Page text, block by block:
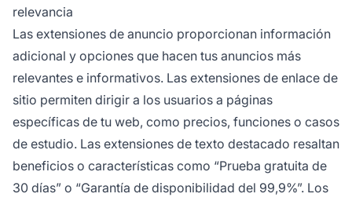
relevancia
Las extensiones de anuncio proporcionan información
adicional y opciones que hacen tus anuncios más
relevantes e informativos. Las extensiones de enlace de
sitio permiten dirigir a los usuarios a páginas
específicas de tu web, como precios, funciones o casos
de estudio. Las extensiones de texto destacado resaltan
beneficios o características como “Prueba gratuita de
30 días” o “Garantía de disponibilidad del 99,9%”. Los